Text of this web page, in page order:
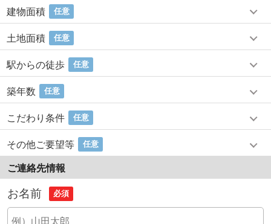
建物面積 任意
土地面積 任意
駅からの徒歩 任意
築年数 任意
こだわり条件 任意
その他ご要望等 任意
ご連絡先情報
お名前 必須